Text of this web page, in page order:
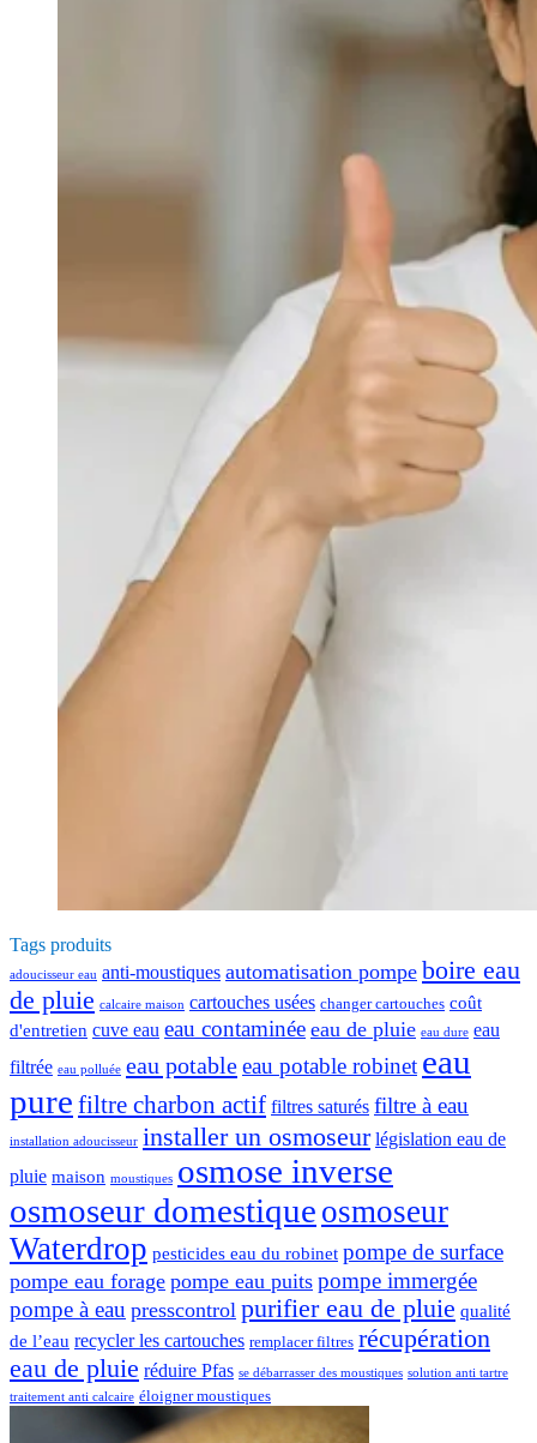
Tags produits
adoucisseur eau anti-moustiques automatisation pompe boire eau
de pluie calcaire maison cartouches usées changer cartouches coût
d'entretien cuve eau eau contaminée eau de pluie eau dure eau
filtrée eau polluée eau potableeau potable robinet eau
pure filtre charbon actif filtres saturés filtre à eau
installation adoucisseur installer un osmoseur législation eau de
pluie maison moustiques osmose inverse
osmoseur domestique osmoseur
Waterdrop pesticides eau du robinet pompe de surface
pompe eau forage pompe eau puits pompe immergée
pompe à eau presscontrol purifier eau de pluie qualité
de l’eau recycler les cartouches remplacer filtres récupération
eau de pluie réduire Pfas se débarrasser des moustiques solution anti tartre
traitement anti calcaire éloigner moustiques